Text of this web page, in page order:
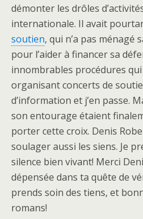
démonter les drôles
internationale. Il avait
soutien, qui n’a pas ménagé
pour l’aider à financer sa
innombrables procédures
organisant concerts de
d’information et j’en passe.
son entourage étaient
porter cette croix. Denis
soulager aussi les siens. Je
silence bien vivant! Merci
dépensée dans ta quête de
prends soin des tiens, et
romans!